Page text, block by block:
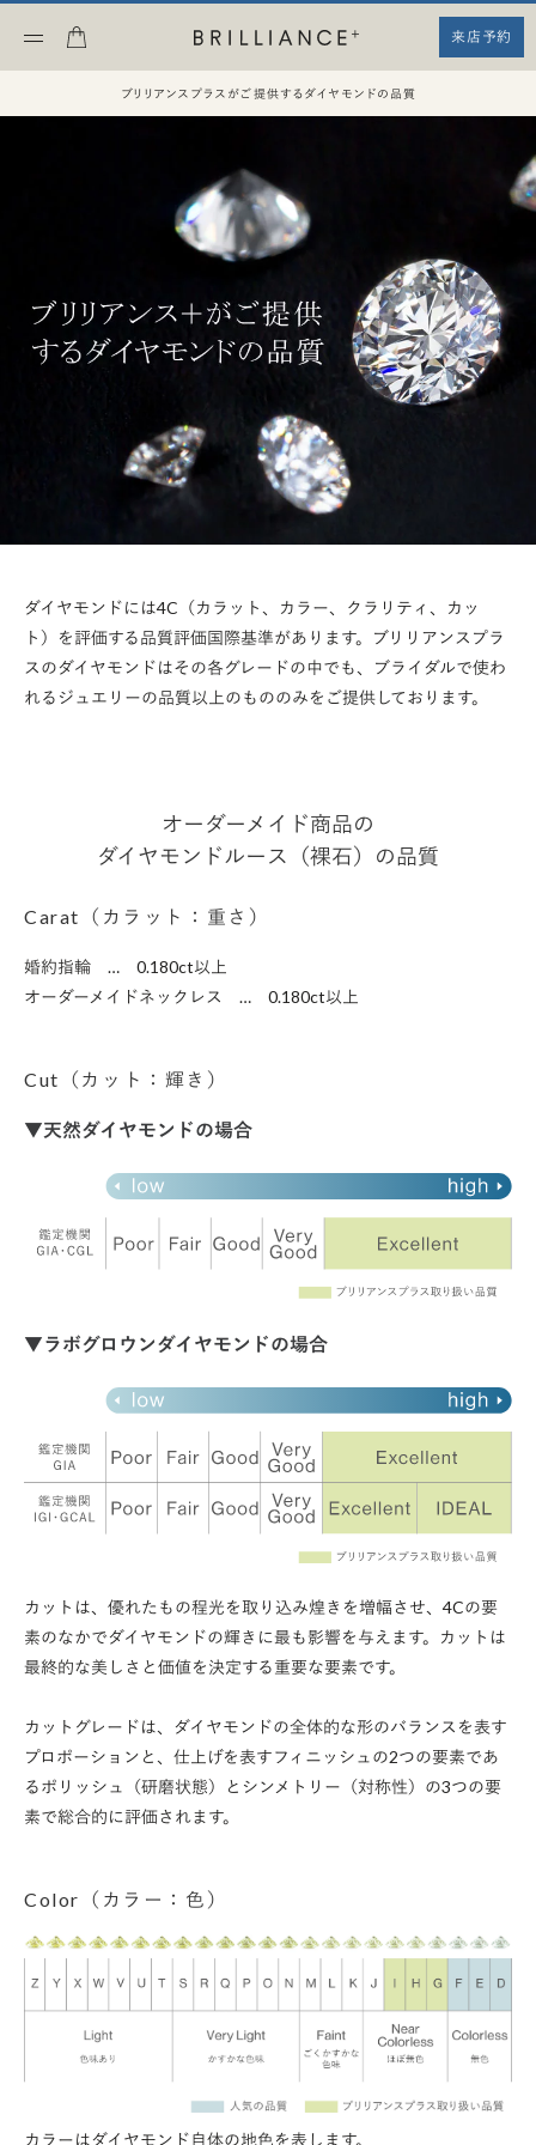
来店予約
ブリリアンスプラスがご提供するダイヤモンドの品質
ダイヤモンドには4C（カラット、カラー、クラリティ、カッ
ト）を評価する品質評価国際基準があります。ブリリアンスプラ
スのダイヤモンドはその各グレードの中でも、ブライダルで使わ
れるジュエリーの品質以上のもののみをご提供しております。
オーダーメイド商品の
ダイヤモンドルース（裸石）の品質
Carat（カラット：重さ）
婚約指輪 … 0.180ct以上
オーダーメイドネックレス … 0.180ct以上
Cut（カット：輝き）
▼天然ダイヤモンドの場合
▼ラボグロウンダイヤモンドの場合
カットは、優れたもの程光を取り込み煌きを増幅させ、4Cの要
素のなかでダイヤモンドの輝きに最も影響を与えます。カットは
最終的な美しさと価値を決定する重要な要素です。
カットグレードは、ダイヤモンドの全体的な形のバランスを表す
プロポーションと、仕上げを表すフィニッシュの2つの要素であ
るポリッシュ（研磨状態）とシンメトリー（対称性）の3つの要
素で総合的に評価されます。
Color（カラー：色）
カラーはダイヤモンド自体の地色を表します。